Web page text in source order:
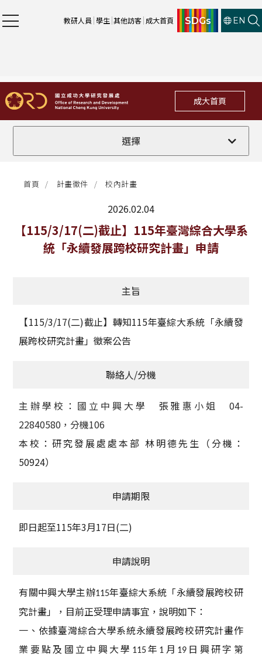
教研人員 學生 其他訪客 成大首頁 SDGs EN
成大首頁
選擇
全部
法規修訂
補助獎項
學術榮譽
首頁 計畫徵件 校內計畫
2026.02.04
最新消息
【115/3/17(二)截止】115年臺灣綜合大學系
統「永續發展跨校研究計畫」申請
主旨
【115/3/17(二)截止】轉知115年臺綜大系統「永續發
展跨校研究計畫」徵案公告
聯絡人/分機
主辦學校：國立中興大學 張雅惠小姐 04-
22840580，分機106
本校：研究發展處處本部 林明德先生（分機：
50924）
申請期限
即日起至115年3月17日(二)
申請說明
有關中興大學主辦115年臺綜大系統「永續發展跨校研
究計畫」，目前正受理申請事宜，說明如下：
一、依據臺灣綜合大學系統永續發展跨校研究計畫作
業要點及國立中興大學 115年 1 月 19日興研字第